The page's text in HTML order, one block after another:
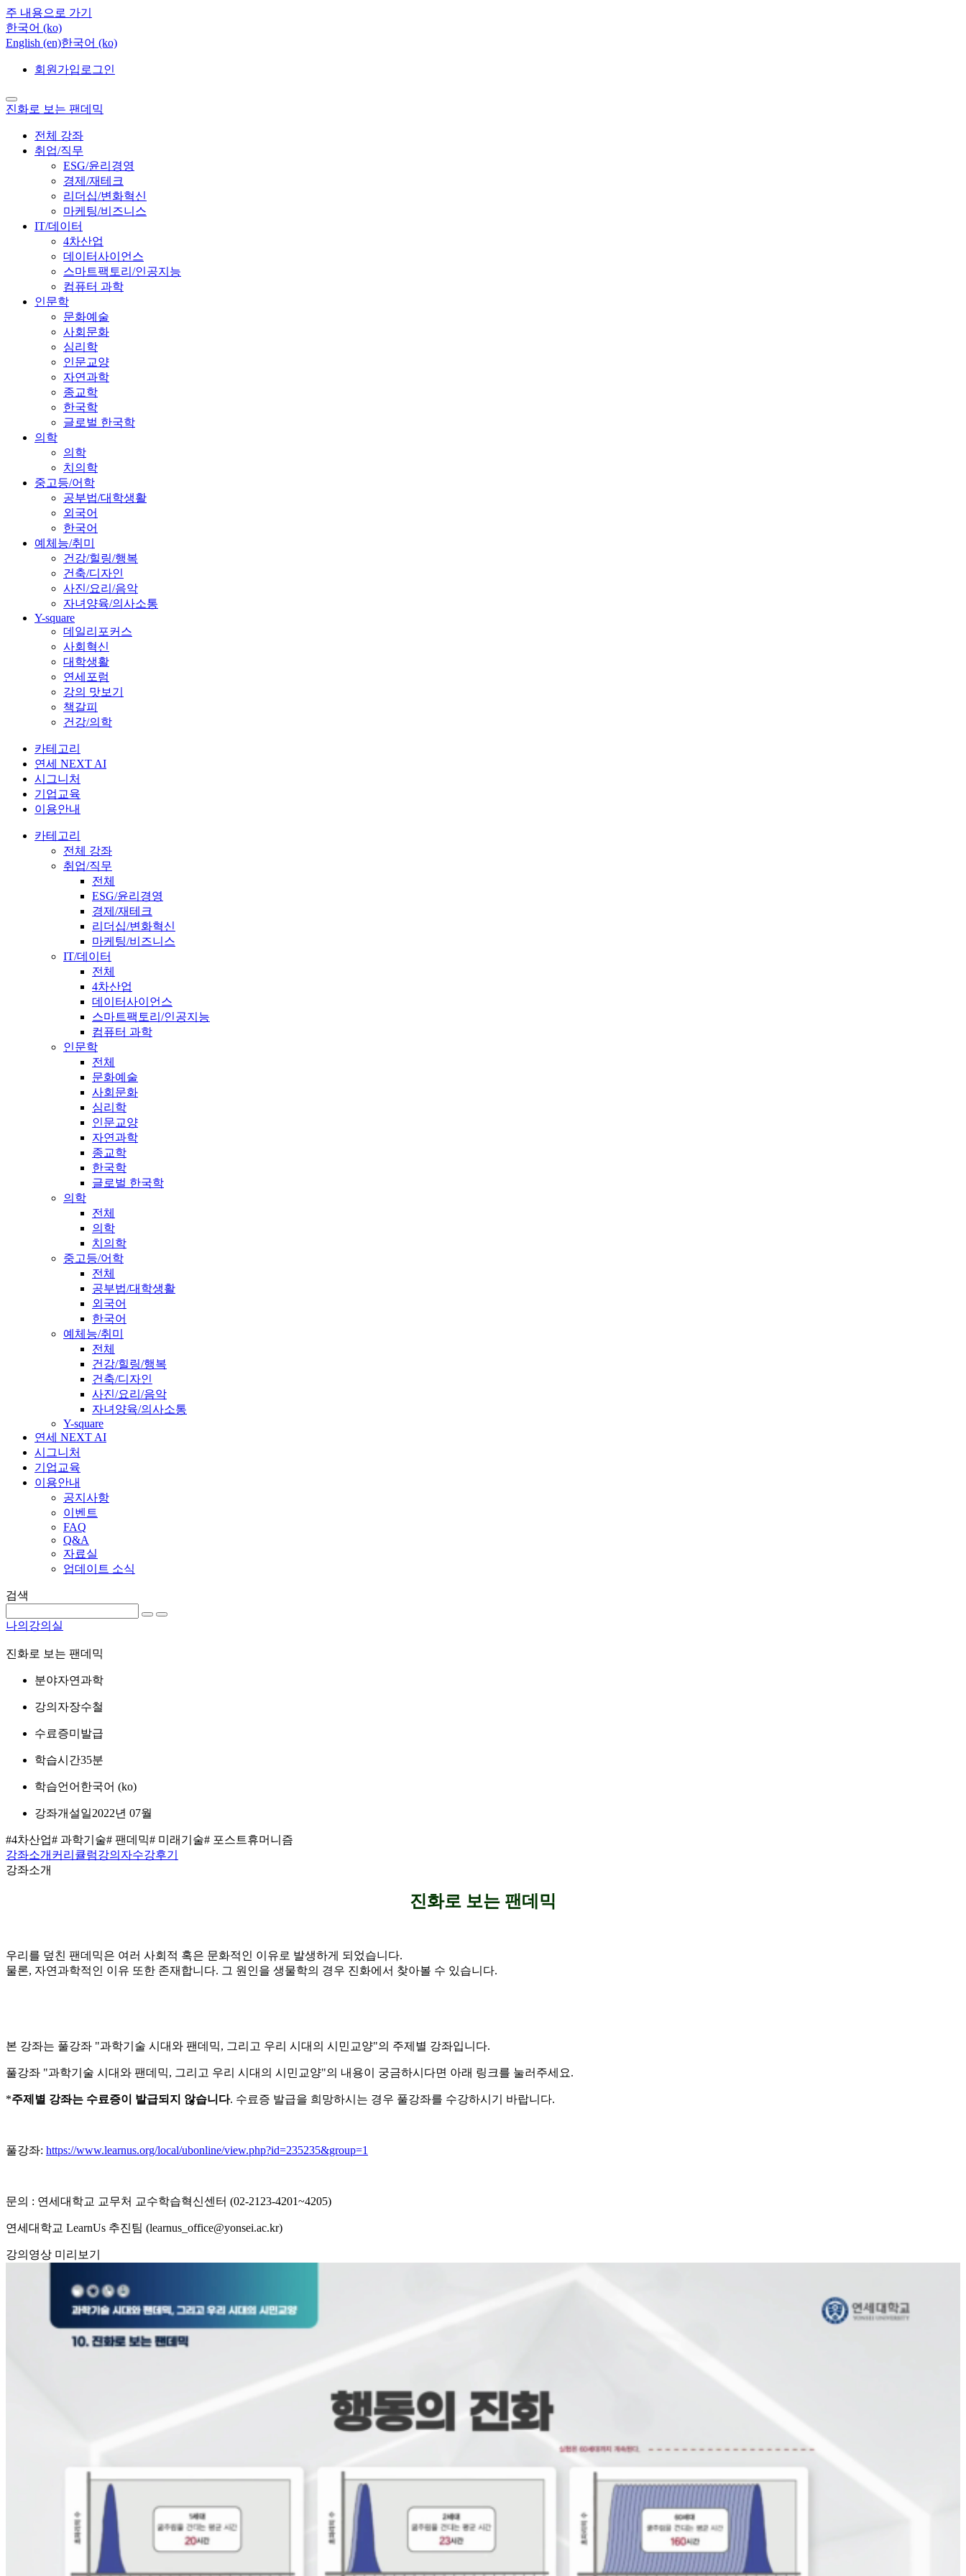
주 내용으로 가기
한국어 ‎(ko)‎
English ‎(en)‎한국어 ‎(ko)‎
회원가입 로그인
진화로 보는 팬데믹
전체 강좌
취업/직무
ESG/윤리경영
경제/재테크
리더십/변화혁신
마케팅/비즈니스
IT/데이터
4차산업
데이터사이언스
스마트팩토리/인공지능
컴퓨터 과학
인문학
문화예술
사회문화
심리학
인문교양
자연과학
종교학
한국학
글로벌 한국학
의학
의학
치의학
중고등/어학
공부법/대학생활
외국어
한국어
예체능/취미
건강/힐링/행복
건축/디자인
사진/요리/음악
자녀양육/의사소통
Y-square
데일리포커스
사회혁신
대학생활
연세포럼
강의 맛보기
책갈피
건강/의학
카테고리
연세 NEXT AI
시그니처
기업교육
이용안내
카테고리
전체 강좌
취업/직무
전체
ESG/윤리경영
경제/재테크
리더십/변화혁신
마케팅/비즈니스
IT/데이터
전체
4차산업
데이터사이언스
스마트팩토리/인공지능
컴퓨터 과학
인문학
전체
문화예술
사회문화
심리학
인문교양
자연과학
종교학
한국학
글로벌 한국학
의학
전체
의학
치의학
중고등/어학
전체
공부법/대학생활
외국어
한국어
예체능/취미
전체
건강/힐링/행복
건축/디자인
사진/요리/음악
자녀양육/의사소통
Y-square
연세 NEXT AI
시그니처
기업교육
이용안내
공지사항
이벤트
FAQ
Q&A
자료실
업데이트 소식
검색
나의강의실
진화로 보는 팬데믹
분야자연과학
강의자장수철
수료증미발급
학습시간35분
학습언어 한국어 ‎(ko)‎
강좌개설일2022년 07월
#4차산업# 과학기술# 팬데믹# 미래기술# 포스트휴머니즘
강좌소개 커리큘럼강의자수강후기
강좌소개
진화로 보는 팬데믹
우리를 덮친 팬데믹은 여러 사회적 혹은 문화적인 이유로 발생하게 되었습니다.
물론, 자연과학적인 이유 또한 존재합니다. 그 원인을 생물학의 경우 진화에서 찾아볼 수 있습니다.
본 강좌는 풀강좌 "과학기술 시대와 팬데믹, 그리고 우리 시대의 시민교양"의 주제별 강좌입니다.
풀강좌 "과학기술 시대와 팬데믹, 그리고 우리 시대의 시민교양"의 내용이 궁금하시다면 아래 링크를 눌러주세요.
*주제별 강좌는 수료증이 발급되지 않습니다. 수료증 발급을 희망하시는 경우 풀강좌를 수강하시기 바랍니다.
풀강좌: https://www.learnus.org/local/ubonline/view.php?id=235235&group=1
문의 : 연세대학교 교무처 교수학습혁신센터 (02-2123-4201~4205)
연세대학교 LearnUs 추진팀 (learnus_office@yonsei.ac.kr)
강의영상 미리보기